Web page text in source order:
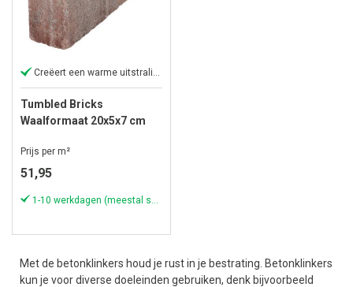
Tumbled Bricks
Waalformaat 20x5x7 cm
Prijs per m²
51,95
1-10 werkdagen (meestal sneller)
Met de betonklinkers houd je rust in je bestrating. Betonklinkers
kun je voor diverse doeleinden gebruiken, denk bijvoorbeeld